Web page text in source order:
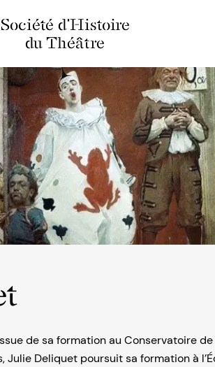
Société d'Histoire
du Théâtre
de sa formation au Conservatoire
Julie Deliquet poursuit sa formation à